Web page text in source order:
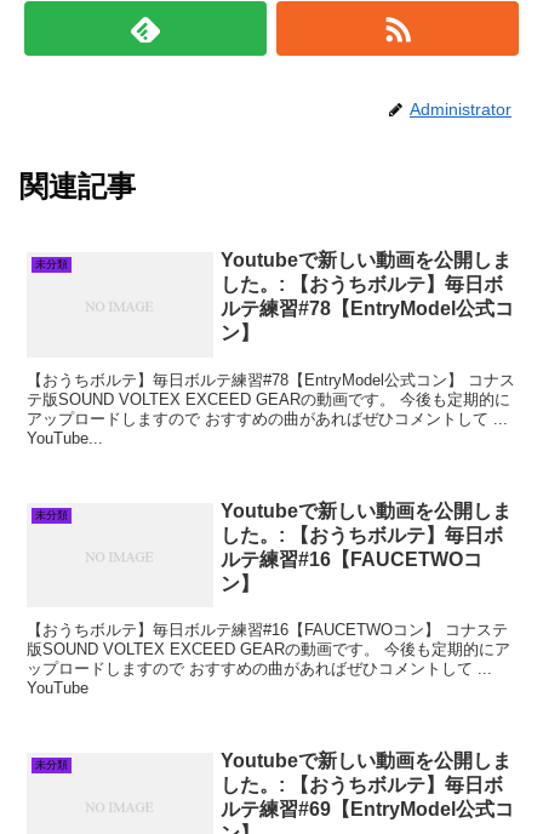
Administrator
関連記事
未分類
Youtubeで新しい動画を公開しま
した。: 【おうちボルテ】毎日ボ
ルテ練習#78【EntryModel公式コ
ン】
【おうちボルテ】毎日ボルテ練習#78【EntryModel公式コン】 コナス
テ版SOUND VOLTEX EXCEED GEARの動画です。 今後も定期的に
アップロードしますので おすすめの曲があればぜひコメントして ...
YouTube...
未分類
Youtubeで新しい動画を公開しま
した。: 【おうちボルテ】毎日ボ
ルテ練習#16【FAUCETWOコ
ン】
【おうちボルテ】毎日ボルテ練習#16【FAUCETWOコン】 コナステ
版SOUND VOLTEX EXCEED GEARの動画です。 今後も定期的にア
ップロードしますので おすすめの曲があればぜひコメントして ...
YouTube
未分類
Youtubeで新しい動画を公開しま
した。: 【おうちボルテ】毎日ボ
ルテ練習#69【EntryModel公式コ